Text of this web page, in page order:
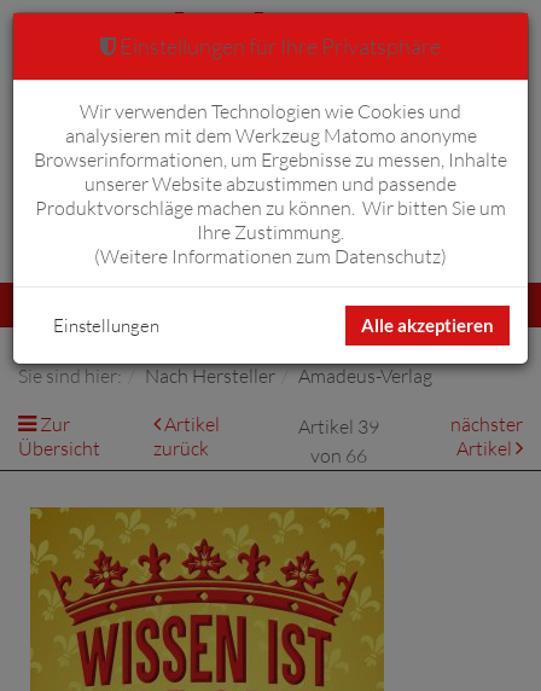
Anmelden Warenkorb 0
umschalten
Sie sind hier: Nach Hersteller
Amadeus-Verlag
Zur
Übersicht
Artikel
zurück
Artikel 39
von 66
nächster
Artikel
Einstellungen für Ihre Privatsphäre
Wir verwenden Technologien wie Cookies und
analysieren mit dem Werkzeug Matomo anonyme
Browserinformationen, um Ergebnisse zu messen, Inhalte
unserer Website abzustimmen und passende
Produktvorschläge machen zu können. Wir bitten Sie um
Ihre Zustimmung.
(Weitere Informationen zum Datenschutz)
Alle akzeptieren
Einstellungen